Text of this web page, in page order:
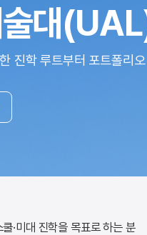
대
진학 루트부터 포트폴리
·미대 진학을 목표로 하는 분